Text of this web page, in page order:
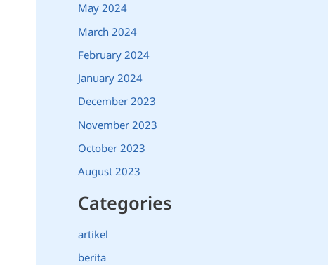
May 2024
March 2024
February 2024
January 2024
December 2023
November 2023
October 2023
August 2023
Categories
artikel
berita